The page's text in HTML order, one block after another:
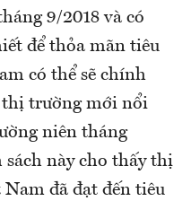
9/2018 và có
để thỏa mãn tiêu
có thể sẽ chính
thị trường mới nổi
niên tháng
sách này cho thấy thị
đã đạt đến tiêu